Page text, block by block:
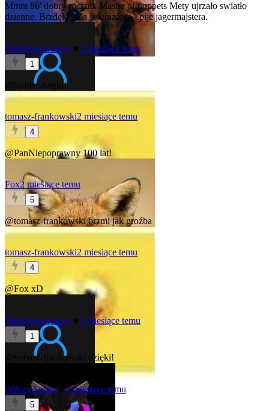
Mmm 86' dobry rocznik Master of puppets Mety ujrzało swiatło
dzienne. Brzdękk! Za solenizanta - pije jagermajstera.
PanNiepoprawny 2 miesiące temu
1
@Spider dzięki!
tomasz-frankowski2 miesiące temu
4
@PanNiepoprawny 100 lat!
Fox2 miesiące temu
5
@tomasz-frankowskibrzmi jak groźba
tomasz-frankowski2 miesiące temu
4
@Fox xD
PanNiepoprawny 2 miesiące temu
1
@tomasz-frankowski dzięki!
WilczyApetyt★2 miesiące temu
5